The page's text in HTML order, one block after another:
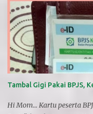
K
o
m
e
n
t
a
r
Tambal Gigi Pakai BPJS,
Hi Mom... Kartu peserta